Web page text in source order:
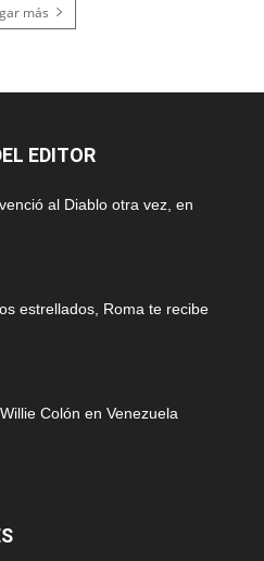
más
EDITOR
al Diablo otra vez, en
estrellados, Roma te recibe
Colón en Venezuela